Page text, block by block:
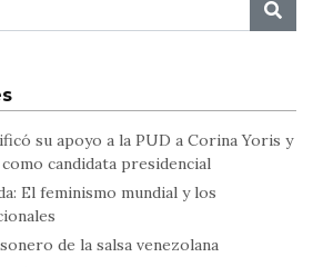
su apoyo a la PUD a Corina Yoris y
candidata presidencial
El feminismo mundial y los
de la salsa venezolana